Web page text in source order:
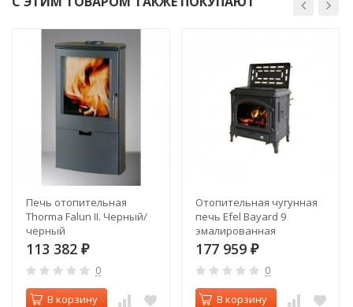
Печь отопительная
Thorma Falun II. Черный/
черный
113 382 ₽
0
В корзину
Отопительная чугунная
печь Efel Bayard 9
эмалированная
177 959 ₽
0
В корзину